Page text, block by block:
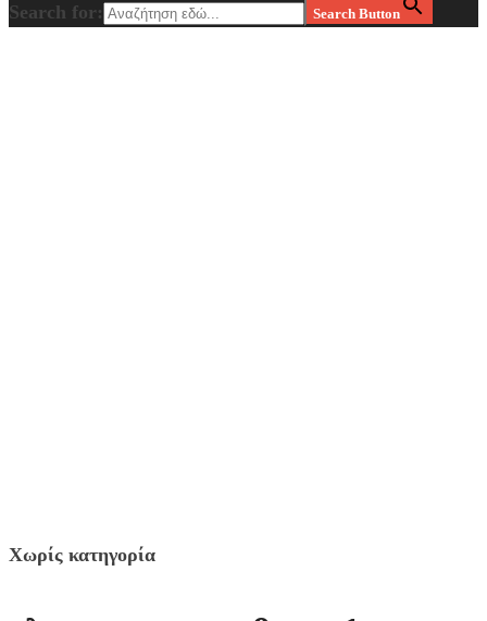
Search for: Search Button
Χωρίς κατηγορία